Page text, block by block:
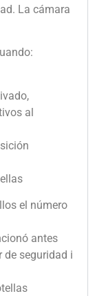
La cámara
al
el número
antes
de seguridad i